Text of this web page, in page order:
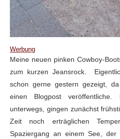
Werbung
Meine neuen pinken Cowboy-
zum kurzen Jeansrock.
schon gerne gestern gezeigt,
einen Blogpost
unterwegs, gingen zunächst
Zeit noch erträglichen
Spaziergang an einem See,